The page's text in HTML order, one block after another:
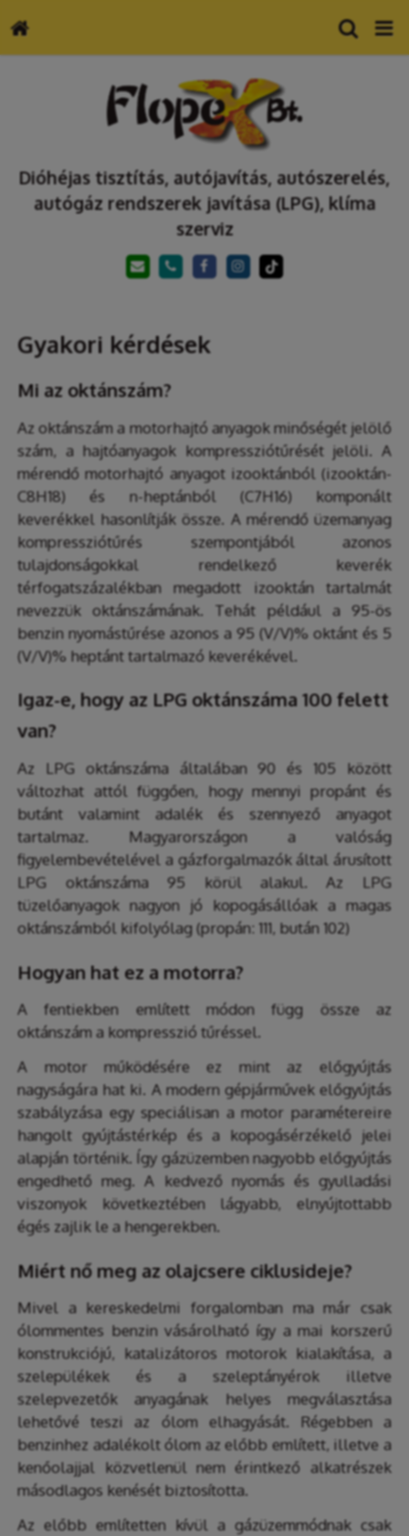
Dióhéjas tisztítás, autójavítás, autószerelés,
autógáz rendszerek javítása (LPG), klíma
szerviz
Gyakori kérdések
Mi az oktánszám?
Az oktánszám a motorhajtó anyagok minőségét jelölő
szám, a hajtóanyagok kompressziótűrését jelöli. A
mérendő motorhajtó anyagot izooktánból (izooktán-
C8H18) és n-heptánból (C7H16) komponált
keverékkel hasonlítják össze. A mérendő üzemanyag
kompressziótűrés szempontjából azonos
tulajdonságokkal rendelkező keverék
térfogatszázalékban megadott izooktán tartalmát
nevezzük oktánszámának. Tehát például a 95-ös
benzin nyomástűrése azonos a 95 (V/V)% oktánt és 5
(V/V)% heptánt tartalmazó keverékével.
Igaz-e, hogy az LPG oktánszáma 100 felett
van?
Az LPG oktánszáma általában 90 és 105 között
változhat attól függően, hogy mennyi propánt és
butánt valamint adalék és szennyező anyagot
tartalmaz. Magyarországon a valóság
figyelembevételével a gázforgalmazók által árusított
LPG oktánszáma 95 körül alakul. Az LPG
tüzelőanyagok nagyon jó kopogásállóak a magas
oktánszámból kifolyólag (propán: 111, bután 102)
Hogyan hat ez a motorra?
A fentiekben említett módon függ össze az
oktánszám a kompresszió tűréssel.
A motor működésére ez mint az előgyújtás
nagyságára hat ki. A modern gépjárművek előgyújtás
szabályzása egy speciálisan a motor paramétereire
hangolt gyújtástérkép és a kopogásérzékelő jelei
alapján történik. Így gázüzemben nagyobb előgyújtás
engedhető meg. A kedvező nyomás és gyulladási
viszonyok következtében lágyabb, elnyújtottabb
égés zajlik le a hengerekben.
Miért nő meg az olajcsere ciklusideje?
Mivel a kereskedelmi forgalomban ma már csak
ólommentes benzin vásárolható így a mai korszerű
konstrukciójú, katalizátoros motorok kialakítása, a
szelepülékek és a szeleptányérok illetve
szelepvezetők anyagának helyes megválasztása
lehetővé teszi az ólom elhagyását. Régebben a
benzinhez adalékolt ólom az előbb említett, illetve a
kenőolajjal közvetlenül nem érintkező alkatrészek
másodlagos kenését biztosította.
Az előbb említetten kívül a gázüzemmódnak csak